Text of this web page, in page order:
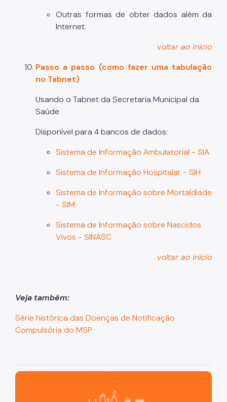
Outras formas de obter dados além da
Internet.
voltar ao início
Passo a passo (como fazer uma tabulação
no Tabnet)
Usando o Tabnet da Secretaria Municipal da
Saúde
Disponível para 4 bancos de dados:
Sistema de Informação Ambulatorial - SIA
Sistema de Informação Hospitalar - SIH
Sistema de Informação sobre Mortaldiade
- SIM
Sistema de Informação sobre Nascidos
Vivos - SINASC
voltar ao início
Veja também:
Série histórica das Doenças de Notificação
Compulsória do MSP
São Paulo, cidade inteligente, resiliente e sustentável